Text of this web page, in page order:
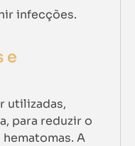
infecções.
e
utilizadas,
para reduzir o
A